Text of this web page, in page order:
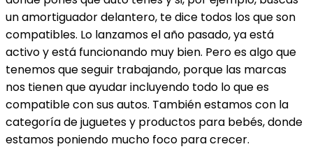
un amortiguador delantero, te dice todos los que son
compatibles. Lo lanzamos el año pasado, ya está
activo y está funcionando muy bien. Pero es algo que
tenemos que seguir trabajando, porque las marcas
nos tienen que ayudar incluyendo todo lo que es
compatible con sus autos. También estamos con la
categoría de juguetes y productos para bebés, donde
estamos poniendo mucho foco para crecer.